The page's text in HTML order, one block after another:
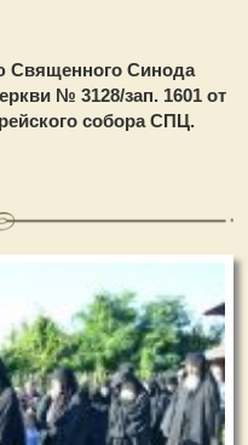
Священного Синода
№ 3128/зап. 1601 от
собора СПЦ.